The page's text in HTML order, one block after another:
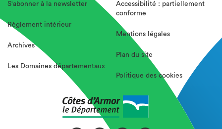
S'abonner à la newsletter
Règlement intérieur
Archives
Les Domaines départementaux
Accessibilité : partiellement
conforme
Mentions légales
Plan du site
Politique des cookies